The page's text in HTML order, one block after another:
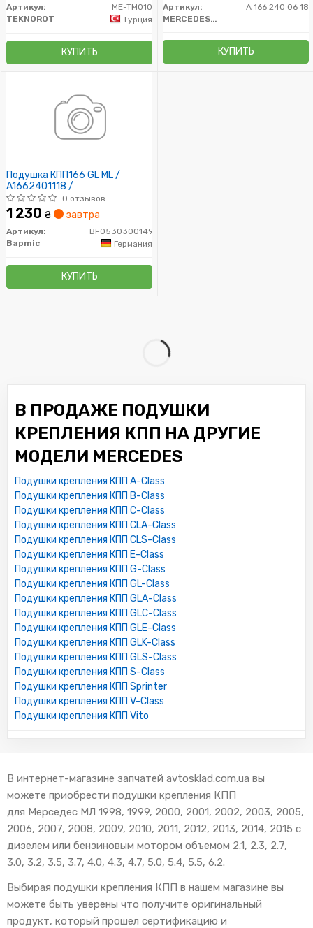
Артикул:
ME-TM010
TEKNOROT
Турция
КУПИТЬ
Артикул:
A 166 240 06 18
MERCEDES-BENZ
КУПИТЬ
Подушка КПП166 GL ML /
A1662401118 /
0 отзывов
1 230 ₴ завтра
Артикул:
BF0530300149
Bapmic
Германия
КУПИТЬ
В ПРОДАЖЕ ПОДУШКИ
КРЕПЛЕНИЯ КПП НА ДРУГИЕ
МОДЕЛИ MERCEDES
Подушки крепления КПП A-Class
Подушки крепления КПП B-Class
Подушки крепления КПП C-Class
Подушки крепления КПП CLA-Class
Подушки крепления КПП CLS-Class
Подушки крепления КПП E-Class
Подушки крепления КПП G-Class
Подушки крепления КПП GL-Class
Подушки крепления КПП GLA-Class
Подушки крепления КПП GLC-Class
Подушки крепления КПП GLE-Class
Подушки крепления КПП GLK-Class
Подушки крепления КПП GLS-Class
Подушки крепления КПП S-Class
Подушки крепления КПП Sprinter
Подушки крепления КПП V-Class
Подушки крепления КПП Vito
В интернет-магазине запчатей avtosklad.com.ua вы
можете приобрести подушки крепления КПП
для Мерседес МЛ 1998, 1999, 2000, 2001, 2002, 2003, 2005,
2006, 2007, 2008, 2009, 2010, 2011, 2012, 2013, 2014, 2015 с
дизелем или бензиновым мотором объемом 2.1, 2.3, 2.7,
3.0, 3.2, 3.5, 3.7, 4.0, 4.3, 4.7, 5.0, 5.4, 5.5, 6.2.
Выбирая подушки крепления КПП в нашем магазине вы
можете быть уверены что получите оригинальный
продукт, который прошел сертификацию и